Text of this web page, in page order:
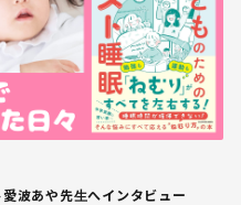
波あや先生へインタビュー